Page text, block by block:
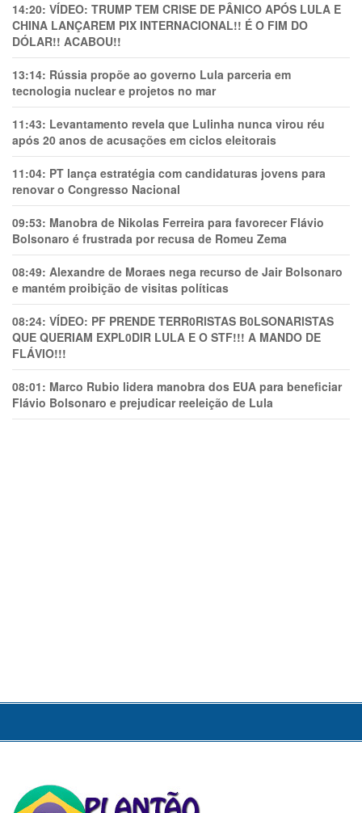
14:20: VÍDEO: TRUMP TEM CRlSE DE PÂNlCO APÓS LULA E
CHINA LANÇAREM PIX INTERNACIONAL!! É O FIM DO
DÓLAR!! ACABOU!!
13:14: Rússia propõe ao governo Lula parceria em
tecnologia nuclear e projetos no mar
11:43: Levantamento revela que Lulinha nunca virou réu
após 20 anos de acusações em ciclos eleitorais
11:04: PT lança estratégia com candidaturas jovens para
renovar o Congresso Nacional
09:53: Manobra de Nikolas Ferreira para favorecer Flávio
Bolsonaro é frustrada por recusa de Romeu Zema
08:49: Alexandre de Moraes nega recurso de Jair Bolsonaro
e mantém proibição de visitas políticas
08:24: VÍDEO: PF PRENDE TERR0RlSTAS B0LSONARlSTAS
QUE QUERIAM EXPL0DlR LULA E O STF!!! A MANDO DE
FLÁVIO!!!
08:01: Marco Rubio lidera manobra dos EUA para beneficiar
Flávio Bolsonaro e prejudicar reeleição de Lula